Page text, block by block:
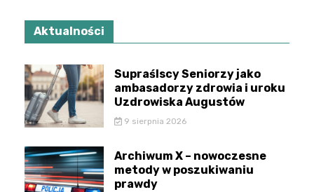
Aktualności
Supraślscy Seniorzy jako
ambasadorzy zdrowia i uroku
Uzdrowiska Augustów
9 sierpnia 2026
Archiwum X – nowoczesne
metody w poszukiwaniu
prawdy